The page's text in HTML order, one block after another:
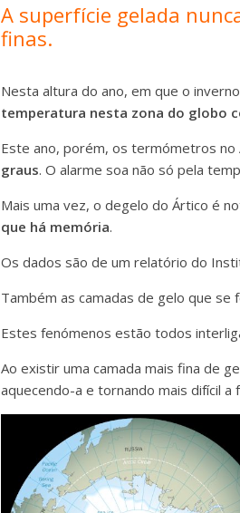
A superfície gelada
finas.
Nesta altura do ano, em que o
temperatura nesta zona do globo
Este ano, porém, os termómetros
graus. O alarme soa não só pela
Mais uma vez, o degelo do Ártico é
que há memória.
Os dados são de um relatório do
Também as camadas de gelo que se
Estes fenómenos estão todos
Ao existir uma camada mais fina de
aquecendo-a e tornando mais difícil a